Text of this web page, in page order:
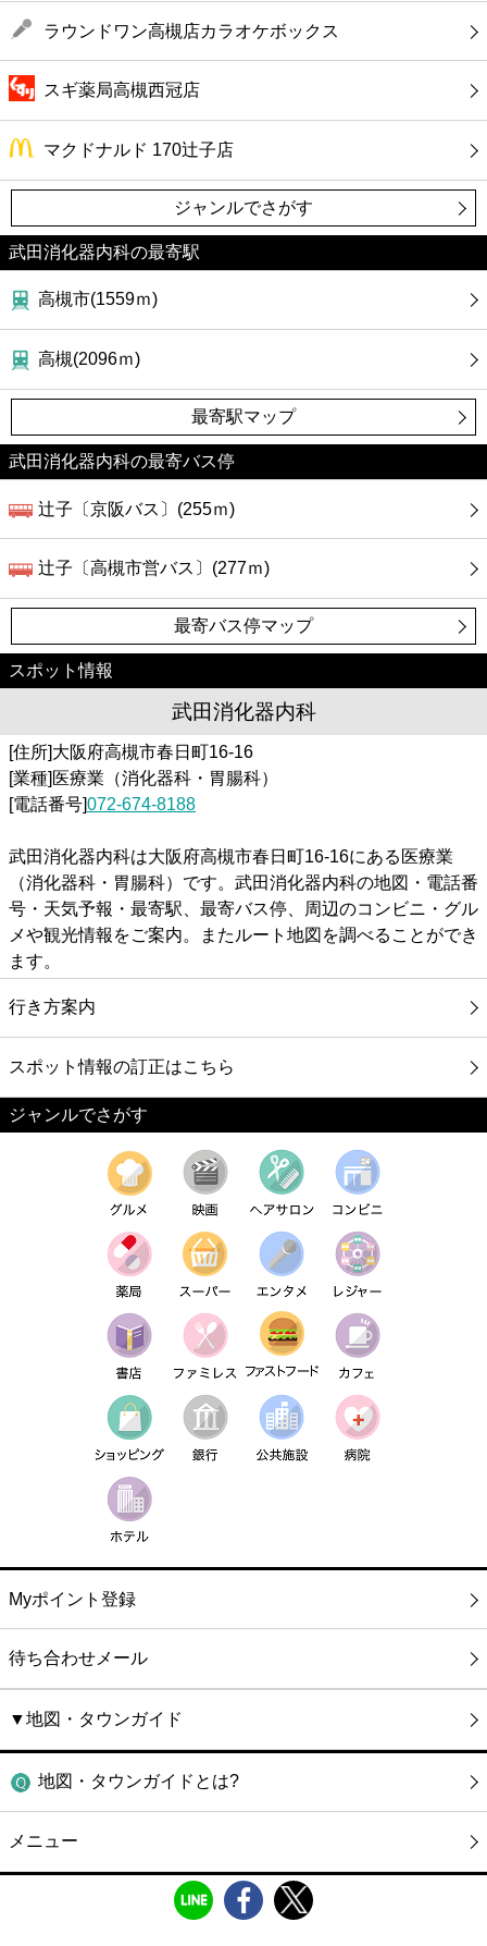
ラウンドワン高槻店カラオケボックス
スギ薬局高槻西冠店
マクドナルド 170辻子店
ジャンルでさがす
武田消化器内科の最寄駅
高槻市(1559ｍ)
高槻(2096ｍ)
最寄駅マップ
武田消化器内科の最寄バス停
辻子〔京阪バス〕(255ｍ)
辻子〔高槻市営バス〕(277ｍ)
最寄バス停マップ
スポット情報
武田消化器内科
[住所]大阪府高槻市春日町16-16
[業種]医療業（消化器科・胃腸科）
[電話番号]072-674-8188
武田消化器内科は大阪府高槻市春日町16-16にある医療業
（消化器科・胃腸科）です。武田消化器内科の地図・電話番
号・天気予報・最寄駅、最寄バス停、周辺のコンビニ・グル
メや観光情報をご案内。またルート地図を調べることができ
ます。
行き方案内
スポット情報の訂正はこちら
ジャンルでさがす
Myポイント登録
待ち合わせメール
▼地図・タウンガイド
地図・タウンガイドとは?
メニュー